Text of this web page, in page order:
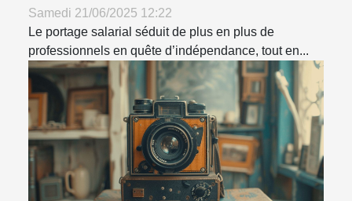
Samedi 21/06/2025 12:22
Le portage salarial séduit de plus en plus de
professionnels en quête d’indépendance, tout en...